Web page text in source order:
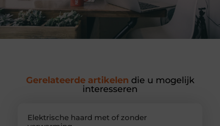
Gerelateerde artikelen die u mogelijk
interesseren
Elektrische haard met of zonder